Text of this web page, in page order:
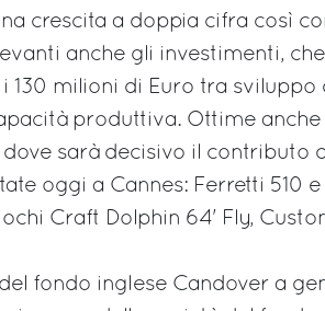
crescita a doppia cifra così
anche gli investimenti,
130 milioni di Euro tra
produttiva. Ottime anche
sarà decisivo il contributo
oggi a Cannes: Ferretti 510 e
Craft Dolphin 64' Fly,
fondo inglese Candover a